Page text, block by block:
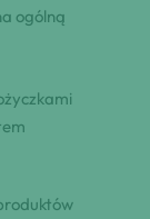
ogólną